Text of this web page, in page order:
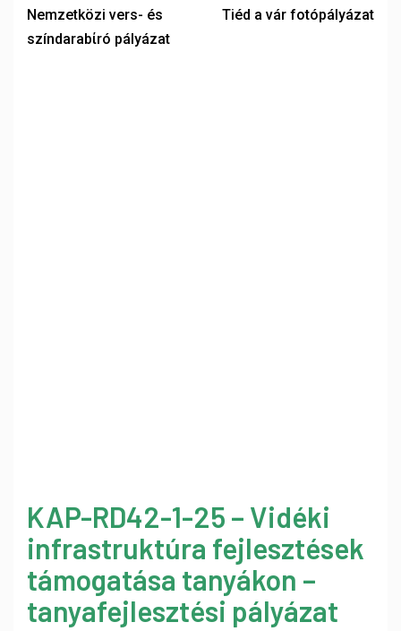
Nemzetközi vers- és
színdarabίró pályázat
Tiéd a vár fotópályázat
KAP-RD42-1-25 – Vidéki
infrastruktúra fejlesztések
támogatása tanyákon –
tanyafejlesztési pályázat